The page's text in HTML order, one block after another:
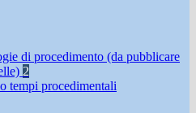
di procedimento (da pubblicare
2
tempi procedimentali